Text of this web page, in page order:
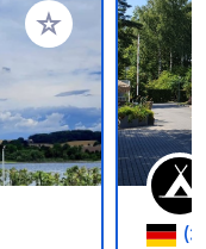
Ajouter à vos